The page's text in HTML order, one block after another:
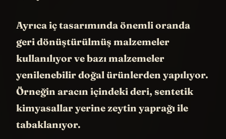
Ayrıca iç tasarımında önemli oranda
geri dönüştürülmüş malzemeler
kullanılıyor ve bazı malzemeler
yenilenebilir doğal ürünlerden yapılıyor.
Örneğin aracın içindeki deri, sentetik
kimyasallar yerine zeytin yaprağı ile
tabaklanıyor.